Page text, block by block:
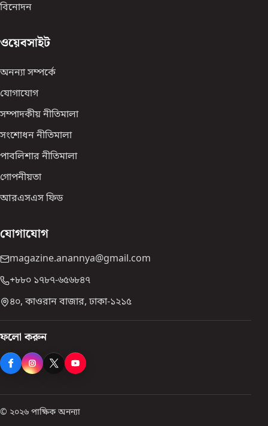
বিনোদন
ওয়েবসাইট
অনন্যা সম্পর্কে
যোগাযোগ
সম্পাদকীয় নীতিমালা
সংশোধন নীতিমালা
পাবলিশার নীতিমালা
গোপনীয়তা
আরএসএস ফিড
যোগাযোগ
magazine.anannya@gmail.com
+৮৮০ ১৭৮৭-৬৫৬৮৪৭
৪০, কাওরান বাজার, ঢাকা-১২১৫
ফলো করুন
© ২০২৬ পাক্ষিক অনন্যা